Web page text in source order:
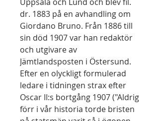
dr. 1883 på en avhandling om
Giordano Bruno. Från 1886 till
sin död 1907 var han redaktör
och utgivare av
Jämtlandsposten i Östersund.
Efter en olyckligt formulerad
ledare i tidningen strax efter
Oscar II:s bortgång 1907 ("Aldrig
förr i vår historia torde bristen